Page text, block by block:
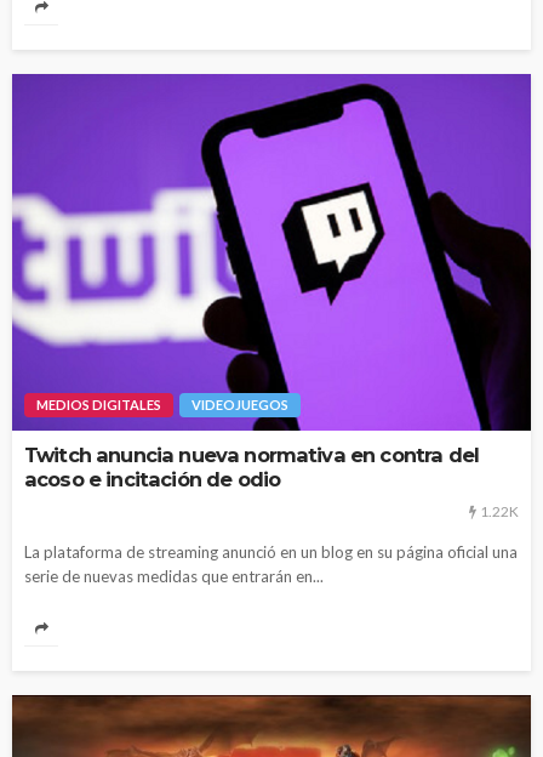
MEDIOS DIGITALES VIDEOJUEGOS
Twitch anuncia nueva normativa en contra del
acoso e incitación de odio
1.22K
La plataforma de streaming anunció en un blog en su página oficial una
serie de nuevas medidas que entrarán en...